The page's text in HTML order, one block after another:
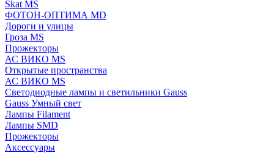
Skat MS
ФОТОН-ОПТИМА MD
Дороги и улицы
Гроза MS
Прожекторы
АС ВИКО MS
Открытые пространства
АС ВИКО MS
Светодиодные лампы и светильники Gauss
Gauss Умный свет
Лампы Filament
Лампы SMD
Прожекторы
Аксессуары